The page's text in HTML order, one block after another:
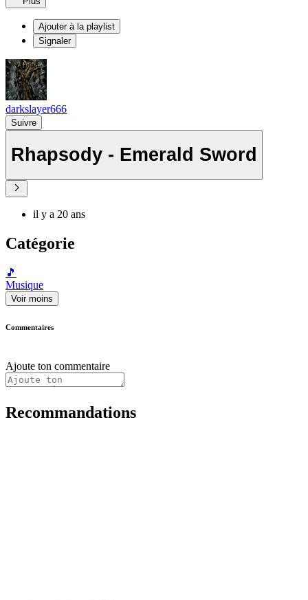
Ajouter à la playlist
Signaler
darkslayer666
Suivre
Rhapsody - Emerald Sword
il y a 20 ans
Catégorie
🎵
Musique
Voir moins
Commentaires
Ajoute ton commentaire
Recommandations